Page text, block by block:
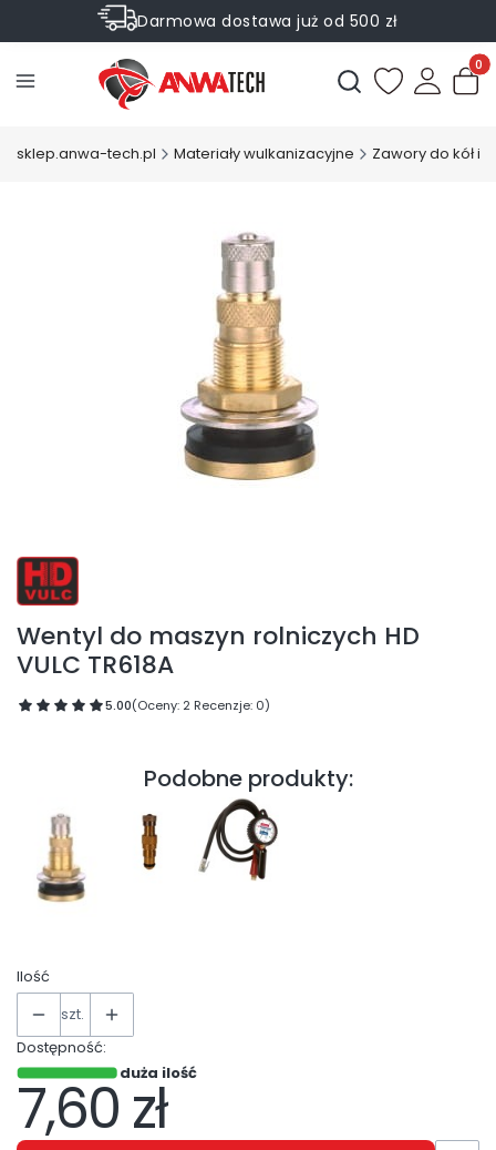
Darmowa dostawa już od 500 zł
Sprawdź Rabaty na wybrane produkty
Otwórz
sklep.anwa-tech.pl Materiały wulkanizacyjne Zawory do kół i
Wentyl do maszyn rolniczych HD
VULC TR618A
5.00(Oceny: 2 Recenzje: 0)
Podobne produkty:
Ilość
szt.
Dostępność:
duża ilość
Cena
7,60 zł